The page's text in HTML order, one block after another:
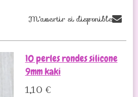
M'avertir si disponible
10 perles rondes silicone
9mm kaki
1,10 €